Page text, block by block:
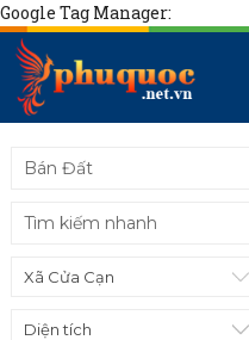
Google Tag Manager:
Bán Đất
Diện tích